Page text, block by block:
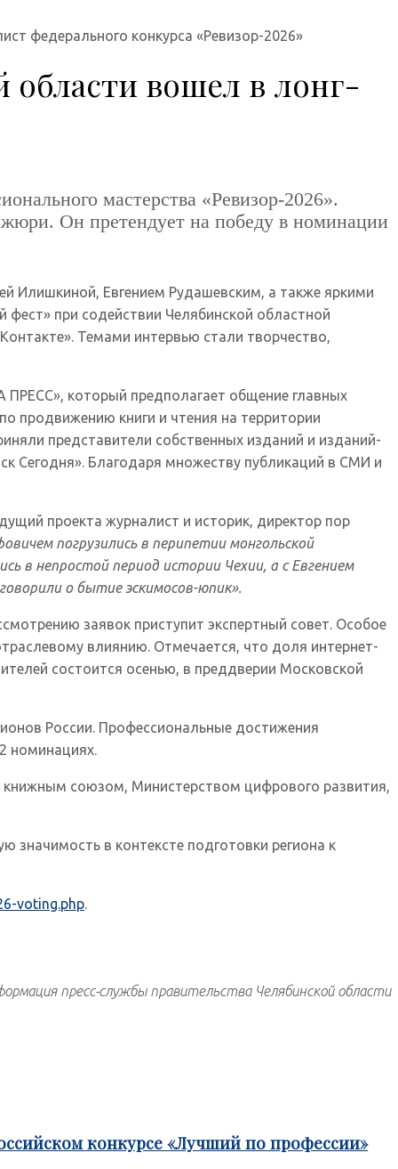
федерального конкурса «Ревизор-2026»
вошел в лонг-
мастерства «Ревизор-2026».
Он претендует на победу в номинации
Илишкиной, Евгением Рудашевским, а также яркими
при содействии Челябинской областной
Темами интервью стали творчество,
который предполагает общение главных
продвижению книги и чтения на территории
представители собственных изданий и изданий-
Сегодня». Благодаря множеству публикаций в СМИ и
проекта журналист и историк, директор пор
погрузились в перипетии монгольской
в непростой период истории Чехии, а с Евгением
о бытие эскимосов-юпик».
заявок приступит экспертный совет. Особое
влиянию. Отмечается, что доля интернет-
состоится осенью, в преддверии Московской
России. Профессиональные достижения
номинациях.
книжным союзом, Министерством цифрового развития,
в контексте подготовки региона к
voting.php.
пресс-службы правительства Челябинской области
конкурсе «Лучший по профессии»